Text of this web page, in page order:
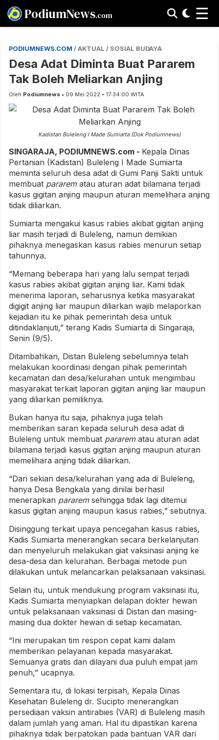
PodiumNews.com ☰
PODIUMNEWS.COM / AKTUAL / SOSIAL BUDAYA
Desa Adat Diminta Buat Pararem
Tak Boleh Meliarkan Anjing
Oleh Podiumnews • 09 Mei 2022 • 17:34:00 WITA
Kadistan Buleleng I Made Sumiarta (Dok Podiumnews)
SINGARAJA, PODIUMNEWS.com - Kepala Dinas
Pertanian (Kadistan) Buleleng I Made Sumiarta
meminta seluruh desa adat di Gumi Panji Sakti untuk
membuat pararematau aturan adat bilamana terjadi
kasus gigitan anjing maupun aturan memelihara anjing
tidak diliarkan.
Sumiarta mengakui kasus rabies akibat gigitan anjing
liar masih terjadi di Buleleng, namun demikian
pihaknya menegaskan kasus rabies menurun setiap
tahunnya.
“Memang beberapa hari yang lalu sempat terjadi
kasus rabies akibat gigitan anjing liar. Kami tidak
menerima laporan, seharusnya ketika masyarakat
digigit anjing liar maupun diliarkan wajib melaporkan
kejadian itu ke pihak pemerintah desa untuk
ditindaklanjuti,” terang Kadis Sumiarta di Singaraja,
Senin (9/5).
Ditambahkan, Distan Buleleng sebelumnya telah
melakukan koordinasi dengan pihak pemerintah
kecamatan dan desa/kelurahan untuk mengimbau
masyarakat terkait laporan gigitan anjing liar maupun
yang diliarkan pemiliknya.
Bukan hanya itu saja, pihaknya juga telah
memberikan saran kepada seluruh desa adat di
Buleleng untuk membuat pararem atau aturan adat
bilamana terjadi kasus gigitan anjing maupun aturan
memelihara anjing tidak diliarkan.
“Dari sekian desa/kelurahan yang ada di Buleleng,
hanya Desa Bengkala yang dinilai berhasil
menerapkan pararemsehingga tidak lagi ditemui
kasus gigitan anjing maupun kasus rabies,” sebutnya.
Disinggung terkait upaya pencegahan kasus rabies,
Kadis Sumiarta menerangkan secara berkelanjutan
dan menyeluruh melakukan giat vaksinasi anjing ke
desa-desa dan kelurahan. Berbagai metode pun
dilakukan untuk melancarkan pelaksanaan vaksinasi.
Selain itu, untuk mendukung program vaksinasi itu,
Kadis Sumiarta menyiapkan delapan dokter hewan
untuk pelaksanaan vaksinasi di Distan dan masing-
masing dua dokter hewan di setiap kecamatan.
“Ini merupakan tim respon cepat kami dalam
memberikan pelayanan kepada masyarakat.
Semuanya gratis dan dilayani dua puluh empat jam
penuh,” ucapnya.
Sementara itu, di lokasi terpisah, Kepala Dinas
Kesehatan Buleleng dr. Sucipto menerangkan
persediaan vaksin antirabies (VAR) di Buleleng masih
dalam jumlah yang aman. Hal itu dipastikan karena
pihaknya tidak berpatokan pada bantuan VAR dari